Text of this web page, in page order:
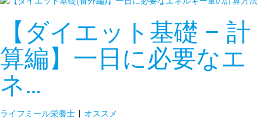
【ダイエット基礎 – 計
算編】一日に必要なエ
ネ…
ライフミール栄養士 オススメ